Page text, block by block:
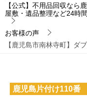
【公式】不用品回収なら
屋敷・遺品整理など24時
お客様の声
【鹿児島市南林寺町】ダ
鹿児島片付け110番